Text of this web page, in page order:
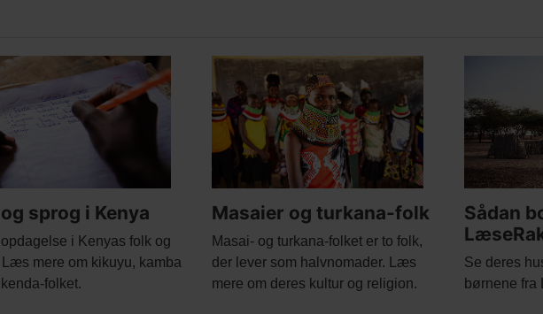
sprog i Kenya
i Kenyas folk og
Læs mere om kikuyu, kamba
folket.
picture
Masaier og turkana-folk
Body
Masai- og turkana-folket er to folk,
der lever som halvnomader. Læs
mere om deres kultur og religion.
Sådan
Body
Se deres
børnene